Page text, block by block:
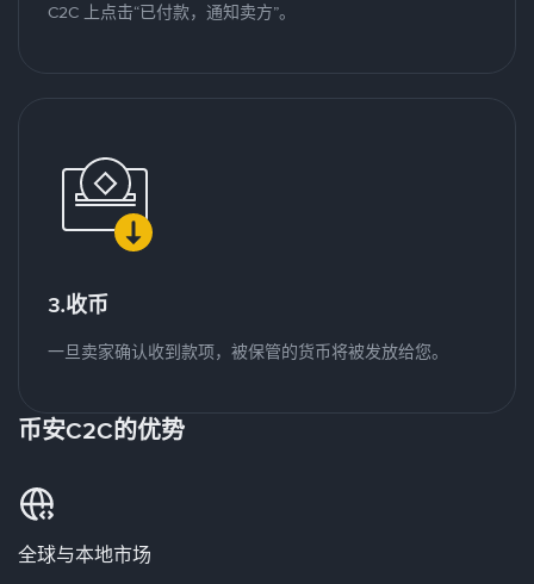
C2C 上点击“已付款，通知卖方”。
3.收币
一旦卖家确认收到款项，被保管的货币将被发放给您。
币安C2C的优势
全球与本地市场